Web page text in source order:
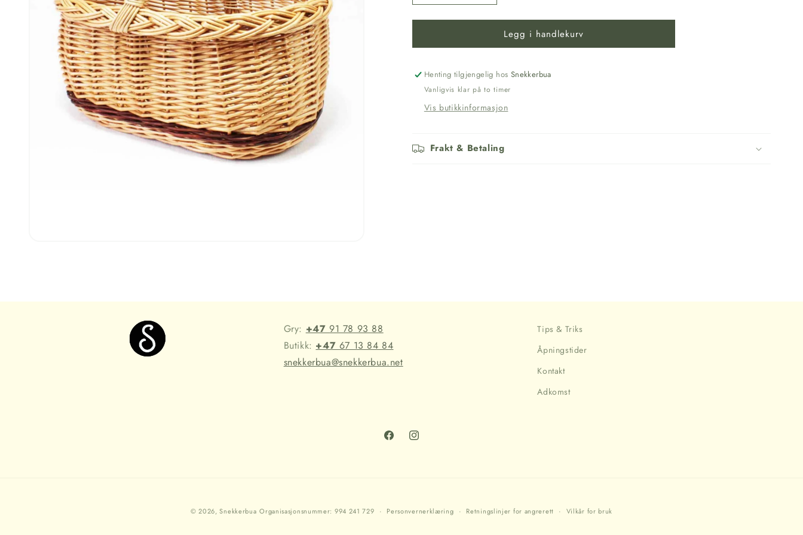
antallet
for
antallet
for
Soppkurv
Legg i handlekurv
Henting tilgjengelig hos Snekkerbua
Vanligvis klar på to timer
Vis butikkinformasjon
Frakt & Betaling
Gry: +4791 78 93 88
Butikk: +47 67 13 84 84
snekkerbua@snekkerbua.net
Tips & Triks
Åpningstider
Kontakt
Adkomst
FacebookInstagram
© 2026,Snekkerbua Organisasjonsnummer: 994 241 729 Personvernerklæring Retningslinjer for angrerett Vilkår for bruk